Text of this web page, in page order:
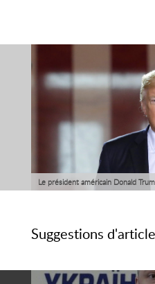
Le président américain Donald
l'étranger, ont dit mardi des
Suggestions